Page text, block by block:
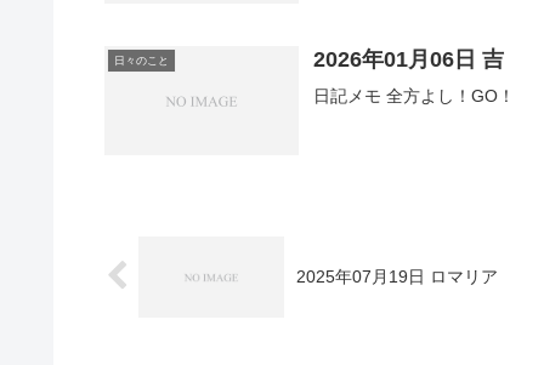
日々のこと 2026年01月06日 吉
日記メモ 全方よし！GO！
2025年07月19日 ロマリア